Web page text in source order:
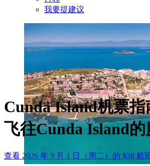
我要提建议
Cunda Island机票
飞往Cunda Island
查看 2026 年 9 月 1 日（周二）的 $38 航